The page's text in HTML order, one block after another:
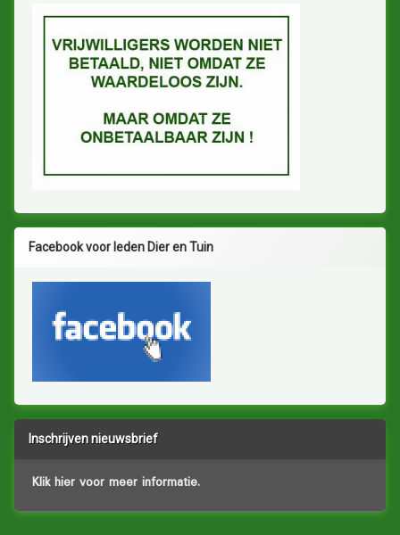
Facebook voor leden Dier en Tuin
Inschrijven nieuwsbrief
Klik hier voor meer informatie.